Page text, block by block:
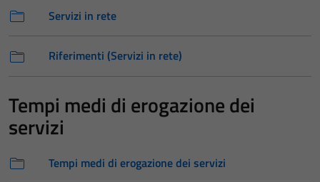
Servizi in rete
Riferimenti (Servizi in rete)
Tempi medi di erogazione dei
servizi
Tempi medi di erogazione dei servizi